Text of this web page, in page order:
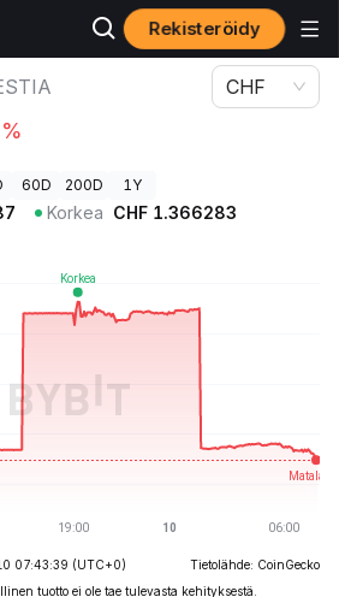
Rekisteröidy
CHF
60D 200D 1Y
Korkea CHF 1.366283
07:43:39 (UTC+0)
Tietolähde: CoinGecko
tuotto ei ole tae tulevasta kehityksestä.